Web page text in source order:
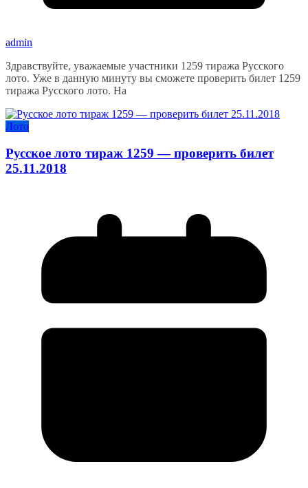
admin
Здравствуйте, уважаемые участники 1259 тиража Русского
лото. Уже в данную минуту вы сможете проверить билет 1259
тиража Русского лото. На
Лото
Русское лото тираж 1259 — проверить билет
25.11.2018